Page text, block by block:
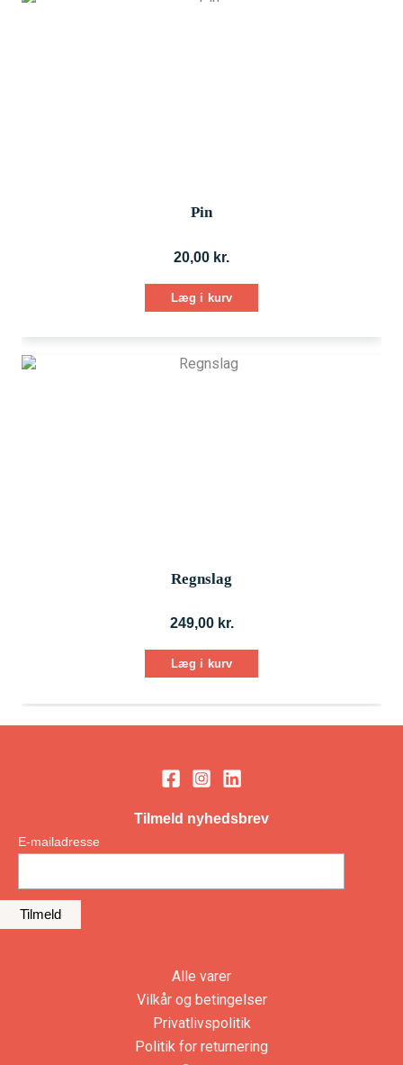
Pin
20,00 kr.
Læg i kurv
Regnslag
249,00 kr.
Læg i kurv
Tilmeld nyhedsbrev
E-mailadresse
Alle varer
Vilkår og betingelser
Privatlivspolitik
Politik for returnering